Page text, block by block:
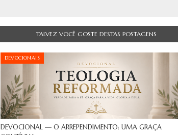
TALVEZ VOCÊ GOSTE DESTAS POSTAGENS
DEVOCIONAIS
DEVOCIONAL — O ARREPENDIMENTO: UMA GRAÇA